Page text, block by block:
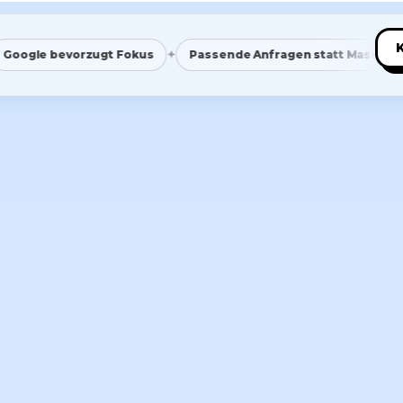
Fokus ✦ Passende Anfragen statt Masse ✦